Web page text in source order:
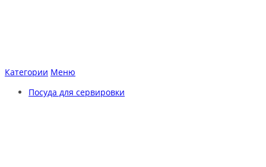
Категории Меню
Посуда для сервировки